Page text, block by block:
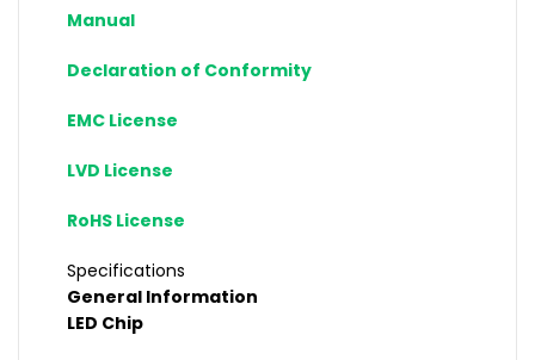
Manual
Declaration of Conformity
EMC License
LVD License
RoHS License
Specifications
General Information
LED Chip